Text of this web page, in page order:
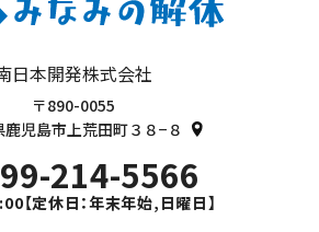
日本開発株式会社
〒890-0055
鹿児島市上荒田町３８−８
214-5566
【定休日：年末年始,日曜日】